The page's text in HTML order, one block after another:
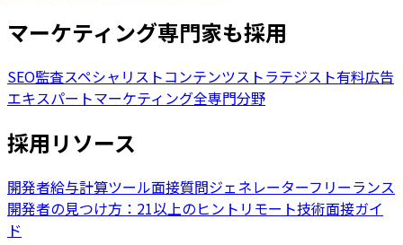
マーケティング専門家も採用
SEO監査スペシャリストコンテンツストラテジスト有料広告
エキスパートマーケティング全専門分野
採用リソース
開発者給与計算ツール面接質問ジェネレーターフリーランス
開発者の見つけ方：21以上のヒント リモート技術面接ガイ
ド